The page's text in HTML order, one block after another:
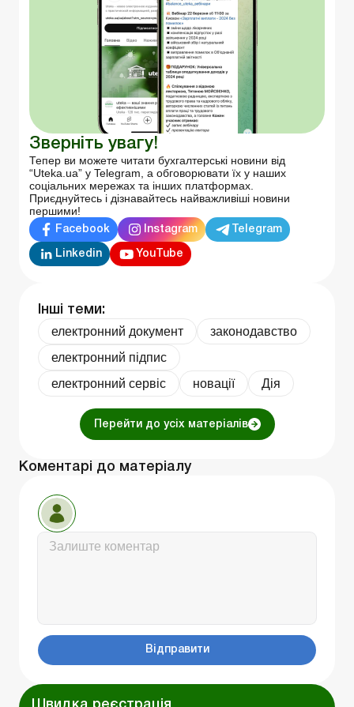
Зверніть увагу!
Тепер ви можете читати бухгалтерські новини від
“Uteka.ua” у Telegram, а обговорювати їх у наших
соціальних мережах та інших платформах.
Приєднуйтесь і дізнавайтесь найважливіші новини
першими!
Facebook Instagram Telegram
Linkedin YouTube
Інші теми:
електронний документ
законодавство
електронний підпис
електронний сервіс
новації Дія
Перейти до усіх матеріалів
Коментарі до матеріалу
Відправити